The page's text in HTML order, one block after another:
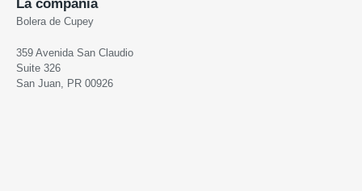
La compañia
Bolera de Cupey
359 Avenida San Claudio
Suite 326
San Juan, PR 00926